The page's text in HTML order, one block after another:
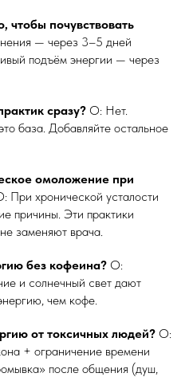
чтобы почувствовать
— через 3–5 дней
подъём энергии — через
сразу? О: Нет.
база. Добавляйте остальное
омоложение при
При хронической усталости
причины. Эти практики
заменяют врача.
без кофеина? О:
и солнечный свет дают
чем кофе.
от токсичных людей? О:
+ ограничение времени
после общения (душ,